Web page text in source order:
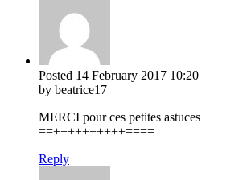
Posted 14 February 2017 10:20
by beatrice17
MERCI pour ces petites astuces
==++++++++++====
Reply